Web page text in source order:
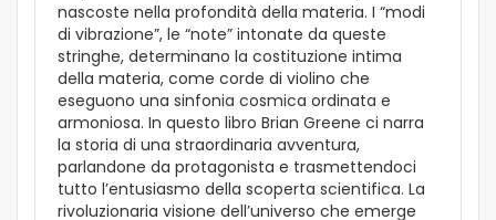
nascoste nella profondità della materia. I “modi
di vibrazione”, le “note” intonate da queste
stringhe, determinano la costituzione intima
della materia, come corde di violino che
eseguono una sinfonia cosmica ordinata e
armoniosa. In questo libro Brian Greene ci narra
la storia di una straordinaria avventura,
parlandone da protagonista e trasmettendoci
tutto l’entusiasmo della scoperta scientifica. La
rivoluzionaria visione dell’universo che emerge